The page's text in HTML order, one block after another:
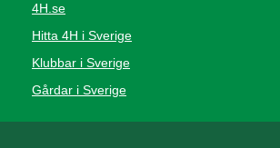
4H.se
Hitta 4H i Sverige
Klubbar i Sverige
Gårdar i Sverige